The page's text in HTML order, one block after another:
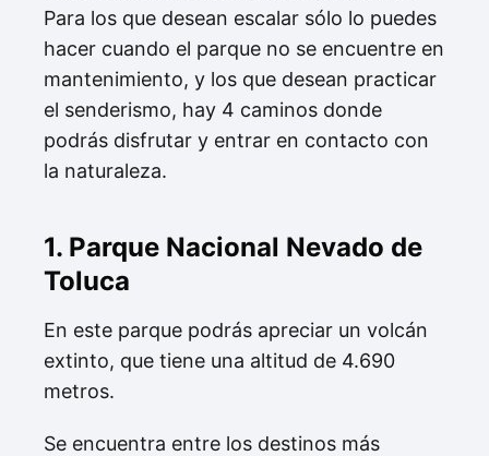
Para los que desean escalar sólo lo puedes
hacer cuando el parque no se encuentre en
mantenimiento, y los que desean practicar
el senderismo, hay 4 caminos donde
podrás disfrutar y entrar en contacto con
la naturaleza.
1. Parque Nacional Nevado de
Toluca
En este parque podrás apreciar un volcán
extinto, que tiene una altitud de 4.690
metros.
Se encuentra entre los destinos más